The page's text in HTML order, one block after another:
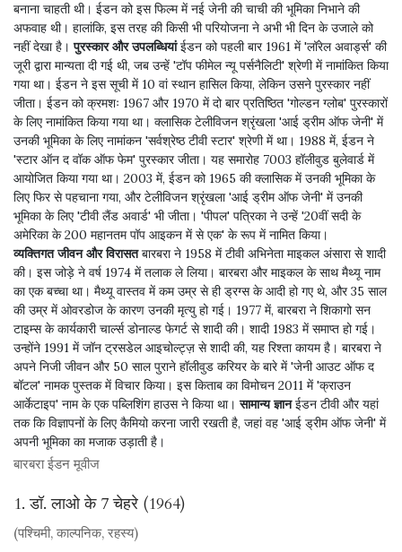
बनाना चाहती थी। ईडन को इस फिल्म में नई जेनी की चाची की भूमिका निभाने की
अफवाह थी। हालांकि, इस तरह की किसी भी परियोजना ने अभी भी दिन के उजाले को
नहीं देखा है।पुरस्कार और उपलब्धियांईडन को पहली बार 1961 में 'लॉरेल अवार्ड्स' की
जूरी द्वारा मान्यता दी गई थी, जब उन्हें 'टॉप फीमेल न्यू पर्सनैलिटी' श्रेणी में नामांकित किया
गया था। ईडन ने इस सूची में 10 वां स्थान हासिल किया, लेकिन उसने पुरस्कार नहीं
जीता। ईडन को क्रमशः 1967 और 1970 में दो बार प्रतिष्ठित 'गोल्डन ग्लोब' पुरस्कारों
के लिए नामांकित किया गया था। क्लासिक टेलीविजन श्रृंखला 'आई ड्रीम ऑफ जेनी' में
उनकी भूमिका के लिए नामांकन 'सर्वश्रेष्ठ टीवी स्टार' श्रेणी में था। 1988 में, ईडन ने
'स्टार ऑन द वॉक ऑफ फेम' पुरस्कार जीता। यह समारोह 7003 हॉलीवुड बुलेवार्ड में
आयोजित किया गया था। 2003 में, ईडन को 1965 की क्लासिक में उनकी भूमिका के
लिए फिर से पहचाना गया, और टेलीविजन श्रृंखला 'आई ड्रीम ऑफ जेनी' में उनकी
भूमिका के लिए 'टीवी लैंड अवार्ड' भी जीता। 'पीपल' पत्रिका ने उन्हें '20वीं सदी के
अमेरिका के 200 महानतम पॉप आइकन में से एक' के रूप में नामित किया।
व्यक्तिगत जीवन और विरासतबारबरा ने 1958 में टीवी अभिनेता माइकल अंसारा से शादी
की। इस जोड़े ने वर्ष 1974 में तलाक ले लिया। बारबरा और माइकल के साथ मैथ्यू नाम
का एक बच्चा था। मैथ्यू वास्तव में कम उम्र से ही ड्रग्स के आदी हो गए थे, और 35 साल
की उम्र में ओवरडोज के कारण उनकी मृत्यु हो गई। 1977 में, बारबरा ने शिकागो सन
टाइम्स के कार्यकारी चार्ल्स डोनाल्ड फेगर्ट से शादी की। शादी 1983 में समाप्त हो गई।
उन्होंने 1991 में जॉन ट्रसडेल आइचोल्ट्ज़ से शादी की, यह रिश्ता कायम है। बारबरा ने
अपने निजी जीवन और 50 साल पुराने हॉलीवुड करियर के बारे में 'जेनी आउट ऑफ द
बॉटल' नामक पुस्तक में विचार किया। इस किताब का विमोचन 2011 में 'क्राउन
आर्केटाइप' नाम के एक पब्लिशिंग हाउस ने किया था।सामान्य ज्ञानईडन टीवी और यहां
तक ​​कि विज्ञापनों के लिए कैमियो करना जारी रखती है, जहां वह 'आई ड्रीम ऑफ जेनी' में
अपनी भूमिका का मजाक उड़ाती है।
बारबरा ईडन मूवीज
1. डॉ. लाओ के 7 चेहरे (1964)
(पश्चिमी, काल्पनिक, रहस्य)